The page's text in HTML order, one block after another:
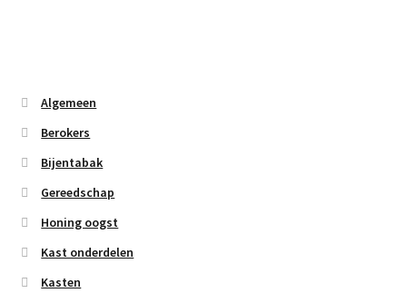
Algemeen
Berokers
Bijentabak
Gereedschap
Honing oogst
Kast onderdelen
Kasten